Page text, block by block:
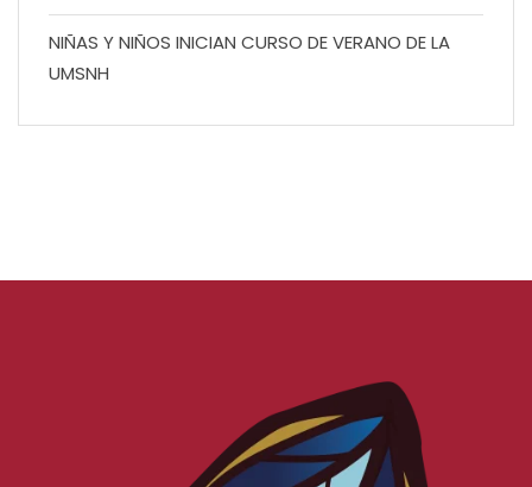
NIÑAS Y NIÑOS INICIAN CURSO DE VERANO DE LA
UMSNH